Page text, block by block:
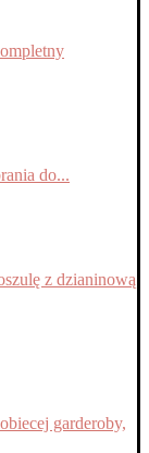
do...
z dzianinową
garderoby,